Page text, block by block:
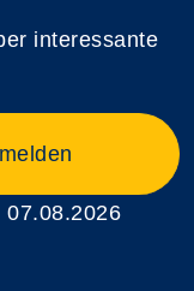
interessante